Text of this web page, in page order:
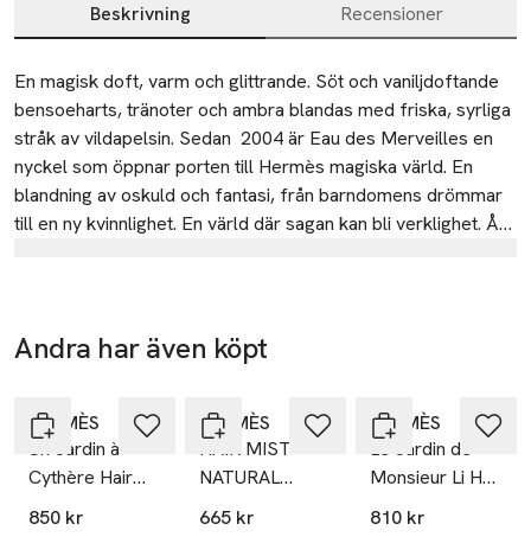
Beskrivning Recensioner
Beskrivning
En magisk doft, varm och glittrande. Söt och vaniljdoftande
bensoeharts, tränoter och ambra blandas med friska, syrliga
stråk av vildapelsin. Sedan  2004 är Eau des Merveilles en
nyckel som öppnar porten till Hermès magiska värld. En
blandning av oskuld och fantasi, från barndomens drömmar
till en ny kvinnlighet. En värld där sagan kan bli verklighet. År
blick. Den är nyckeln till underlandet. Stjärnstoft som glittrar i
fullt dagsljus.
23
rue Boissy d’Anglas
France
E-post
anna-lena.sich@hermes.com
Mobilnummer
Andra har även köpt
HERMÈS
Un Jardin à
Cythère Hair
and body
850 kr
HERMÈS
HAIR MIST
NATURAL
SPRAY
665 kr
HERMÈS
Le Jardin de
Monsieur Li Hair
and body
810 kr